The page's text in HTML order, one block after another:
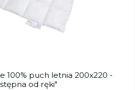
100% puch letnia 200x220 -
od ręki"